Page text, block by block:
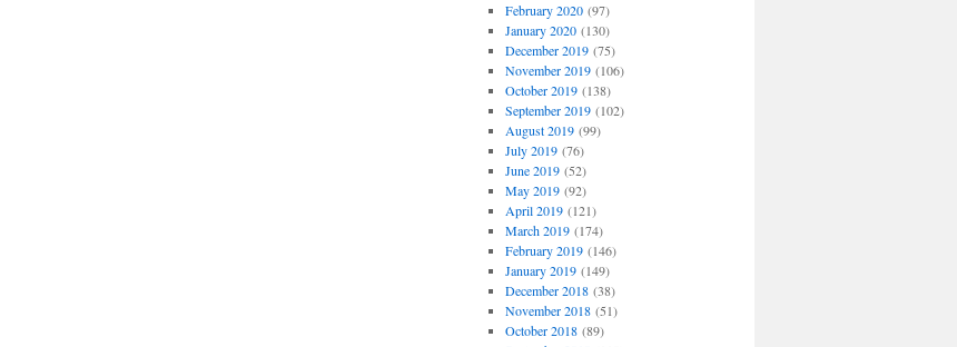
February 2020(97)
January 2020(130)
December 2019(75)
November 2019(106)
October 2019(138)
September 2019(102)
August 2019(99)
July 2019(76)
June 2019(52)
May 2019(92)
April 2019(121)
March 2019(174)
February 2019(146)
January 2019(149)
December 2018(38)
November 2018(51)
October 2018(89)